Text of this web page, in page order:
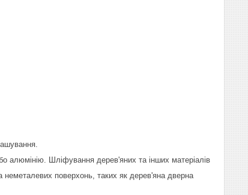
алюмінію. Шліфування дерев'яних та інших матеріалів
поверхонь, таких як дерев'яна дверна